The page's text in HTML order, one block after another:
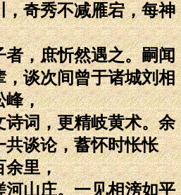
，奇秀不减雁宕，每神
者，庶忻然遇之。嗣闻
，谈次间曾于诸城刘相
峰，
诗词，更精岐黄术。余
共谈论，蓄怀时怅怅
余里，
河山庄。一见相滂如平